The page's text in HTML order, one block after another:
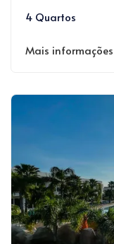
4 Quartos
Mais informações